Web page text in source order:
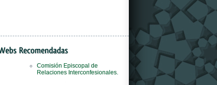
Comisión Episcopal de
Relaciones Interconfesionales.